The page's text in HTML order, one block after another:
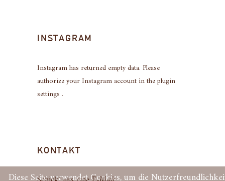
INSTAGRAM
Instagram has returned empty data. Please
authorize your Instagram account in theplugin
settings .
KONTAKT
Diese Seite verwendet Cookies, um die